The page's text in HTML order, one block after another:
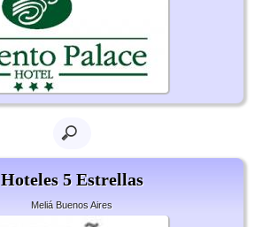
Hoteles 5 Estrellas
Meliá Buenos Aires